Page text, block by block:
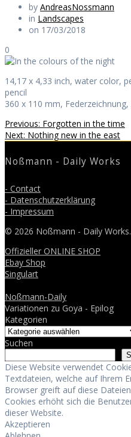
by AndreasNossmann
in Landscapes
on 17/03/2018
0
14,17 x 4,33 inch, water color,
pencil
360 x 110 mm,
Previous: Previous
post:
Forgotten in the time
Next: Next
Nothing new in the east
Noßmann - Daily Works
- Contact
- Datenschutzerklärung
- Impressum
© 2026 Noßmann - Daily Works.
Offizieller ONLINE SHOP
Ebay Shop
Singulart
Noßmann-Daily
Variationen zu Goya - Epilog
Kategorien
Suchen
Diese Website verwendet
Textdateien, welche auf Ihrem
Browser greift auf diese
Cookies erhöht sich die
dieser Website.
Akzeptieren